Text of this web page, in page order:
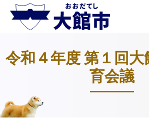
令和４年度 第１回
育会議